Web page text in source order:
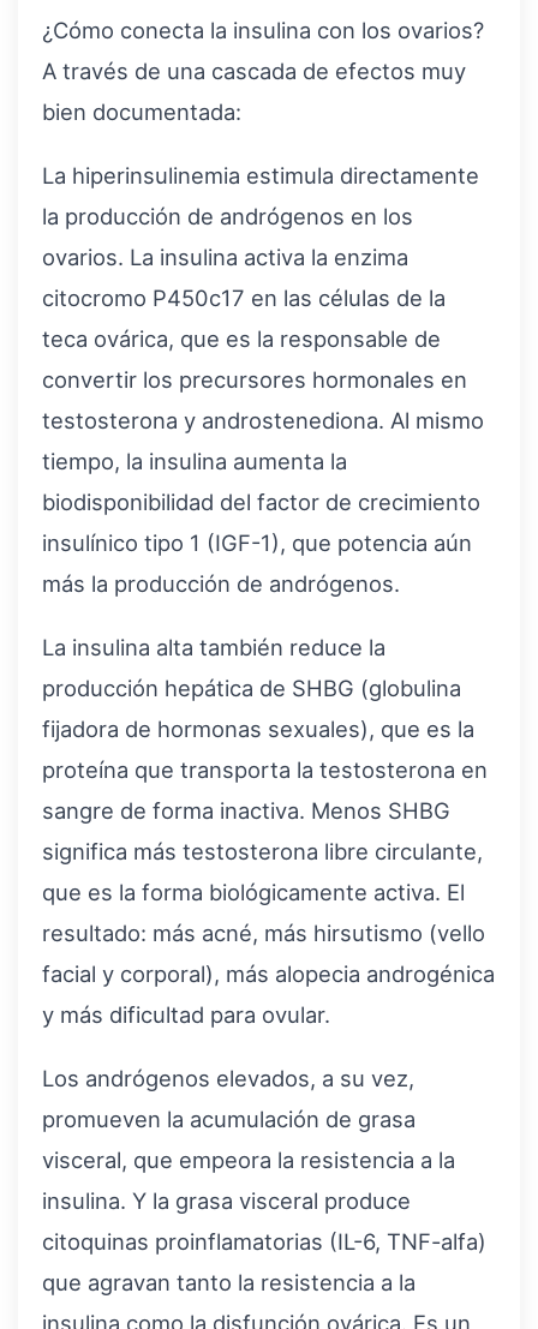
¿Cómo conecta la insulina con los ovarios?
A través de una cascada de efectos muy
bien documentada:
La hiperinsulinemia estimula directamente
la producción de andrógenos en los
ovarios. La insulina activa la enzima
citocromo P450c17 en las células de la
teca ovárica, que es la responsable de
convertir los precursores hormonales en
testosterona y androstenediona. Al mismo
tiempo, la insulina aumenta la
biodisponibilidad del factor de crecimiento
insulínico tipo 1 (IGF-1), que potencia aún
más la producción de andrógenos.
La insulina alta también reduce la
producción hepática de SHBG (globulina
fijadora de hormonas sexuales), que es la
proteína que transporta la testosterona en
sangre de forma inactiva. Menos SHBG
significa más testosterona libre circulante,
que es la forma biológicamente activa. El
resultado: más acné, más hirsutismo (vello
facial y corporal), más alopecia androgénica
y más dificultad para ovular.
Los andrógenos elevados, a su vez,
promueven la acumulación de grasa
visceral, que empeora la resistencia a la
insulina. Y la grasa visceral produce
citoquinas proinflamatorias (IL-6, TNF-alfa)
que agravan tanto la resistencia a la
insulina como la disfunción ovárica. Es un